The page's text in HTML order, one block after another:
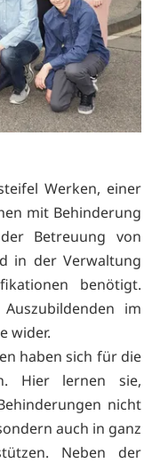
Werken, einer
mit Behinderung
Betreuung von
in der Verwaltung
benötigt.
im
wider.
haben sich für die
Hier lernen sie,
nicht
auch in ganz
Neben der